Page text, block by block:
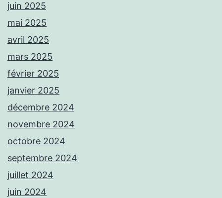
juin 2025
mai 2025
avril 2025
mars 2025
février 2025
janvier 2025
décembre 2024
novembre 2024
octobre 2024
septembre 2024
juillet 2024
juin 2024